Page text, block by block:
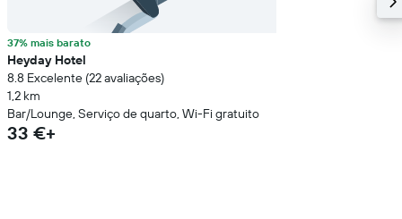
37% mais barato
Heyday Hotel
8.8 Excelente (22 avaliações)
1,2 km
Bar/Lounge, Serviço de quarto, Wi-Fi gratuito
33 €+